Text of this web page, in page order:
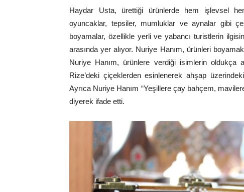
Haydar Usta, ürettiği ürünlerde hem işlevsel
oyuncaklar, tepsiler, mumluklar ve aynalar gibi
boyamalar, özellikle yerli ve yabancı turistlerin
arasında yer alıyor. Nuriye Hanım, ürünleri
Nuriye Hanım, ürünlere verdiği isimlerin oldukça
Rize’deki çiçeklerden esinlenerek ahşap
Ayrıca Nuriye Hanım “Yeşillere çay bahçem,
diyerek ifade etti.